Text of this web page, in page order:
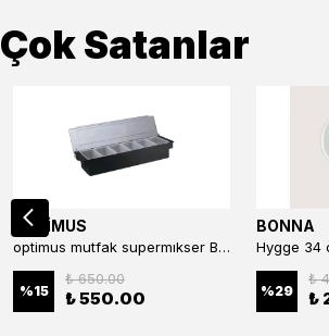
Çok Satanlar
OPTİMUS
optimus mutfak supermıkser Bar Konteyner 6'lı 50×16×9 cm Kapaklı Polikarbon Organizer Bar & Kafe
%15
₺ 650.00
₺ 550.00
BONNA
%29
₺
₺